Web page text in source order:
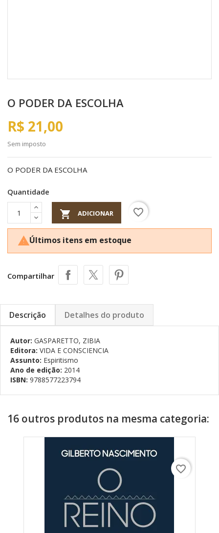
O PODER DA ESCOLHA
R$ 21,00
Sem imposto
O PODER DA ESCOLHA
Quantidade
 ADICIONAR favorite_border
Últimos itens em estoque
Compartilhar
Descrição Detalhes do produto
Autor: GASPARETTO, ZIBIA
Editora: VIDA E CONSCIENCIA
Assunto: Espiritismo
Ano de edição: 2014
ISBN: 9788577223794
16 outros produtos na mesma categoria:
favorite_border